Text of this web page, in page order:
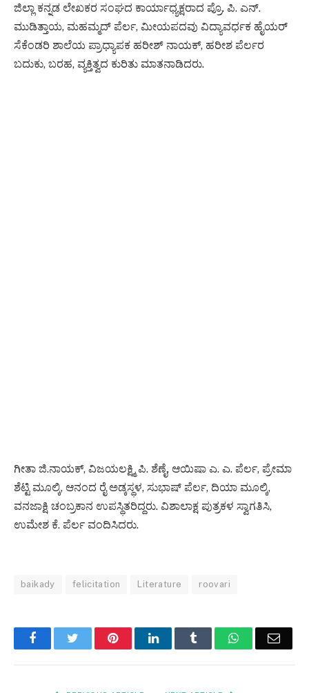
ಜಿಲ್ಲಾ ಕನ್ನಡ ಲೇಖಕರ ಸಂಘದ ಕಾರ್ಯಾಧ್ಯಕ್ಷರಾದ ಪ್ರೊ. ಪಿ. ಎನ್.
ಮುಡಿತ್ತಾಯ, ಮಹಮ್ಮದ್ ಪೆರ್ಲ, ಮೀಯಪದವು ವಿದ್ಯಾವರ್ಧಕ ಹೈಯರ್
ಸೆಕೆಂಡರಿ ಶಾಲೆಯ ಪ್ರಾಧ್ಯಾಪಕ ಹರೀಶ್ ನಾಯಕ್, ಹರೀಶ ಪೆರ್ಲರ
ಬದುಕು, ಬರಹ, ವ್ಯಕ್ತಿತ್ವದ ಕುರಿತು ಮಾತನಾಡಿದರು.
ಗೀತಾ ಜಿ.ನಾಯಕ್, ವಿಜಯಲಕ್ಷ್ಮಿ ಪಿ. ಶೆಣೈ, ಆಯಿಷಾ ಎ. ಎ. ಪೆರ್ಲ, ಪ್ರೇಮಾ
ಶೆಟ್ಟಿ ಮೂಲ್ಕಿ, ಆನಂದ ರೈ ಅಡ್ಕಸ್ಥಳ, ಸುಭಾಷ್ ಪೆರ್ಲ, ದಿಯಾ ಮೂಲ್ಕಿ,
ವನಜಾಕ್ಷಿ ಚಂಬ್ರಕಾನ ಉಪಸ್ಥಿತರಿದ್ದರು. ವಿಶಾಲಾಕ್ಷ ಪುತ್ರಕಳ ಸ್ವಾಗತಿಸಿ,
ಉಮೇಶ ಕೆ. ಪೆರ್ಲ ವಂದಿಸಿದರು.
baikady felicitation Literature roovari
FacebookTwitter PinterestLinkedInTumblr WhatsAppEmail